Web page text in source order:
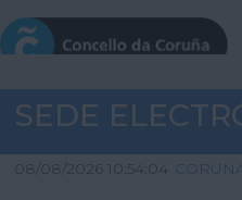
SEDE
08/08/2026 10:54:04